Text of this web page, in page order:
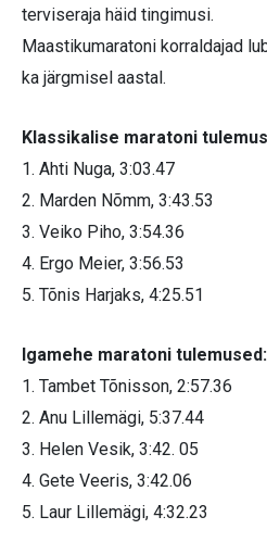
terviseraja häid tingimusi.
Maastikumaratoni korraldajad
ka järgmisel aastal.
Klassikalise maratoni
1. Ahti Nuga, 3:03.47
2. Marden Nõmm, 3:43.53
3. Veiko Piho, 3:54.36
4. Ergo Meier, 3:56.53
5. Tõnis Harjaks, 4:25.51
Igamehe maratoni tulemused:
1. Tambet Tõnisson, 2:57.36
2. Anu Lillemägi, 5:37.44
3. Helen Vesik, 3:42. 05
4. Gete Veeris, 3:42.06
5. Laur Lillemägi, 4:32.23